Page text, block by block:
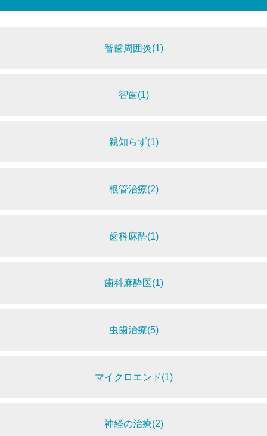
智歯周囲炎(1)
智歯(1)
親知らず(1)
根管治療(2)
歯科麻酔(1)
歯科麻酔医(1)
虫歯治療(5)
マイクロエンド(1)
神経の治療(2)